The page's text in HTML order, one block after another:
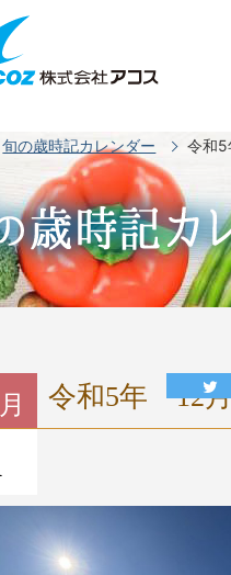
旬の歳時記カレンダー 令和
月 令和5年 12